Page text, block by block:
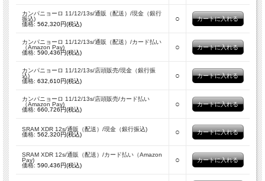
カンパニョーロ 11/12/13s/通販（配送）/現金（銀行
振込)
価格: 562,320円(税込)
○
カンパニョーロ 11/12/13s/通販（配送）/カード払い
（Amazon Pay)
価格: 590,436円(税込)
○
カンパニョーロ 11/12/13s/店頭販売/現金（銀行振
込)
価格: 632,610円(税込)
○
カンパニョーロ 11/12/13s/店頭販売/カード払い
（Amazon Pay)
価格: 660,726円(税込)
○
SRAM XDR 12s/通販（配送）/現金（銀行振込)
価格: 562,320円(税込) ○
SRAM XDR 12s/通販（配送）/カード払い（Amazon
Pay)
価格: 590,436円(税込)
○